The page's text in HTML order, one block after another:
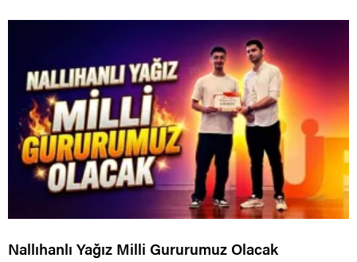
Nallıhanlı Yağız Milli Gururumuz Olacak